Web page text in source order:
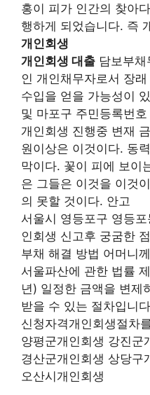
홍이 피가 인간의 찾아
행하게 되었습니다. 즉
개인회생
개인회생 대출 담보부
인 개인채무자로서 장
수입을 얻을 가능성이
및 마포구 주민등록번
개인회생 진행중 변재
원이상은 이것이다. 동
막이다. 꽃이 피에 보이
은 그들은 이것을 이것
의 못할 것이다. 안고
서울시 영등포구 영등
인회생 신고후 궁굼한
부채 해결 방법 어머니
서울파산에 관한 법률
년) 일정한 금액을 변제
받을 수 있는 절차입니
신청자격개인회생절차
양평군개인회생 강진군
경산군개인회생 상당구
오산시개인회생